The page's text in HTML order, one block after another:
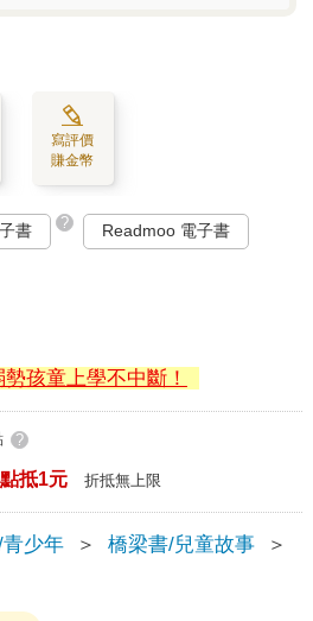
寫評價
賺金幣
書 ? Readmoo 電子書
孩童上學不中斷！
?
抵1元 折抵無上限
少年 ＞ 橋梁書/兒童故事
＞